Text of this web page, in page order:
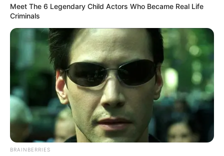
Meet The 6 Legendary Child Actors Who Became Real Life
Criminals
BRAINBERRIES